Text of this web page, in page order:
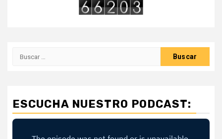
ESCUCHA NUESTRO PODCAST: